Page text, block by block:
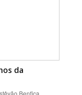
da
Benfica,